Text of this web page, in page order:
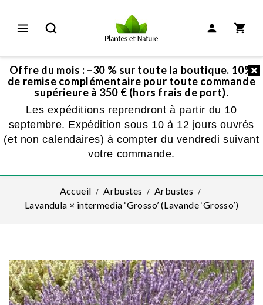
Offre du mois : –30 % sur toute la boutique. 10%
de remise complémentaire pour toute commande
supérieure à 350 € (hors frais de port).
Les expéditions reprendront à partir du 10
septembre. Expédition sous 10 à 12 jours ouvrés
(et non calendaires) à compter du vendredi suivant
votre commande.
Accueil Arbustes
Arbustes
Lavandula × intermedia ‘Grosso’ (Lavande ‘Grosso’)